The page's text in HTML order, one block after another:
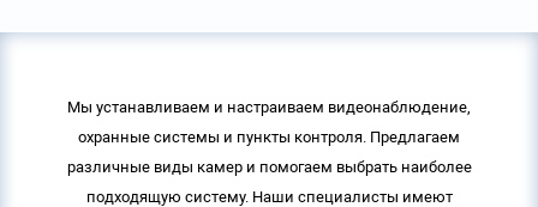
Мы устанавливаем и настраиваем видеонаблюдение,
охранные системы и пункты контроля. Предлагаем
различные виды камер и помогаем выбрать наиболее
подходящую систему. Наши специалисты имеют